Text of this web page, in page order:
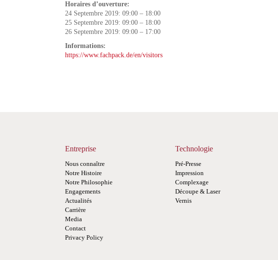
Horaires d’ouverture:
24 Septembre 2019: 09:00 – 18:00
25 Septembre 2019: 09:00 – 18:00
26 Septembre 2019: 09:00 – 17:00
Informations:
https://www.fachpack.de/en/visitors
Entreprise
Nous connaître
Notre Histoire
Notre Philosophie
Engagements
Actualités
Carrière
Media
Contact
Privacy Policy
Technologie
Pré-Presse
Impression
Complexage
Découpe & Laser
Vernis